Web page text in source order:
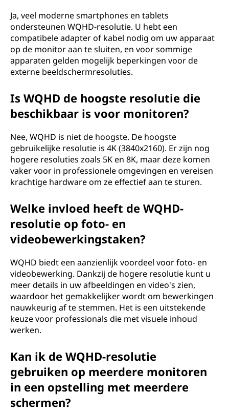
Ja, veel moderne smartphones en tablets
ondersteunen WQHD-resolutie. U hebt een
compatibele adapter of kabel nodig om uw apparaat
op de monitor aan te sluiten, en voor sommige
apparaten gelden mogelijk beperkingen voor de
externe beeldschermresoluties.
Is WQHD de hoogste resolutie die
beschikbaar is voor monitoren?
Nee, WQHD is niet de hoogste. De hoogste
gebruikelijke resolutie is 4K (3840x2160). Er zijn nog
hogere resoluties zoals 5K en 8K, maar deze komen
vaker voor in professionele omgevingen en vereisen
krachtige hardware om ze effectief aan te sturen.
Welke invloed heeft de WQHD-
resolutie op foto- en
videobewerkingstaken?
WQHD biedt een aanzienlijk voordeel voor foto- en
videobewerking. Dankzij de hogere resolutie kunt u
meer details in uw afbeeldingen en video's zien,
waardoor het gemakkelijker wordt om bewerkingen
nauwkeurig af te stemmen. Het is een uitstekende
keuze voor professionals die met visuele inhoud
werken.
Kan ik de WQHD-resolutie
gebruiken op meerdere monitoren
in een opstelling met meerdere
schermen?